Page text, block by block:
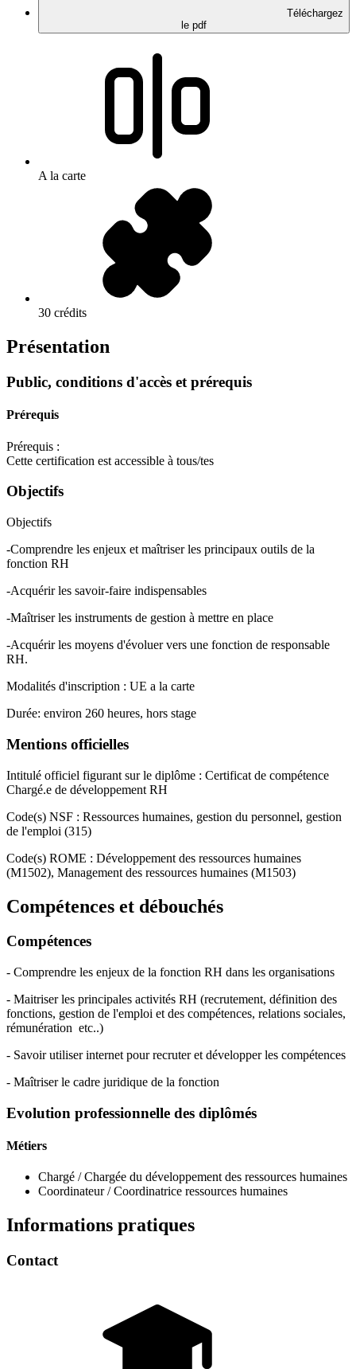
Téléchargez
le pdf
A la carte
30 crédits
Présentation
Public, conditions d'accès et prérequis
Prérequis
Prérequis :
Cette certification est accessible à tous/tes
Objectifs
Objectifs
-Comprendre les enjeux et maîtriser les principaux outils de la
fonction RH
-Acquérir les savoir-faire indispensables
-Maîtriser les instruments de gestion à mettre en place
-Acquérir les moyens d'évoluer vers une fonction de responsable
RH.
Modalités d'inscription : UE a la carte
Durée: environ 260 heures, hors stage
Mentions officielles
Intitulé officiel figurant sur le diplôme : Certificat de compétence
Chargé.e de développement RH
Code(s) NSF : Ressources humaines, gestion du personnel, gestion
de l'emploi (315)
Code(s) ROME : Développement des ressources humaines
(M1502), Management des ressources humaines (M1503)
Compétences et débouchés
Compétences
- Comprendre les enjeux de la fonction RH dans les organisations
- Maitriser les principales activités RH (recrutement, définition des
fonctions, gestion de l'emploi et des compétences, relations sociales,
rémunération etc..)
- Savoir utiliser internet pour recruter et développer les compétences
- Maîtriser le cadre juridique de la fonction
Evolution professionnelle des diplômés
Métiers
Chargé / Chargée du développement des ressources humaines
Coordinateur / Coordinatrice ressources humaines
Informations pratiques
Contact